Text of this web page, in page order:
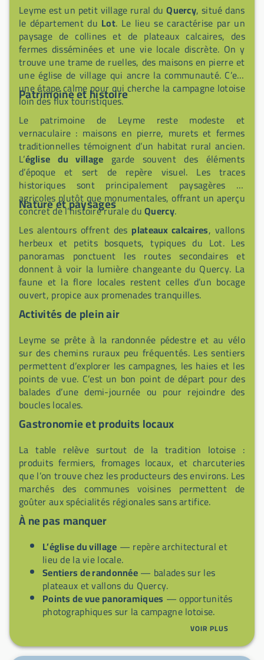
Leyme est un petit village rural duQuercy, situé dans
le département du Lot. Le lieu se caractérise par un
paysage de collines et de plateaux calcaires, des
fermes disséminées et une vie locale discrète. On y
trouve une trame de ruelles, des maisons en pierre et
une église de village qui ancre la communauté. C’est
une étape calme pour qui cherche la campagne lotoise
loin des flux touristiques.
Patrimoine et histoire
Le patrimoine de Leyme reste modeste et
vernaculaire : maisons en pierre, murets et fermes
traditionnelles témoignent d’un habitat rural ancien.
L’église du village garde souvent des éléments
d’époque et sert de repère visuel. Les traces
historiques sont principalement paysagères et
agricoles plutôt que monumentales, offrant un aperçu
concret de l’histoire rurale duQuercy.
Nature et paysages
Les alentours offrent des plateaux calcaires, vallons
herbeux et petits bosquets, typiques du Lot. Les
panoramas ponctuent les routes secondaires et
donnent à voir la lumière changeante du Quercy. La
faune et la flore locales restent celles d’un bocage
ouvert, propice aux promenades tranquilles.
Activités de plein air
Leyme se prête à la randonnée pédestre et au vélo
sur des chemins ruraux peu fréquentés. Les sentiers
permettent d’explorer les campagnes, les haies et les
points de vue. C’est un bon point de départ pour des
balades d’une demi-journée ou pour rejoindre des
boucles locales.
Gastronomie et produits locaux
La table relève surtout de la tradition lotoise :
produits fermiers, fromages locaux, et charcuteries
que l’on trouve chez les producteurs des environs. Les
marchés des communes voisines permettent de
goûter aux spécialités régionales sans artifice.
À ne pas manquer
L’église du village — repère architectural et
lieu de la vie locale.
Sentiers de randonnée— balades sur les
plateaux et vallons du Quercy.
Points de vue panoramiques — opportunités
photographiques sur la campagne lotoise.
— fromages,
Villages voisins— pour compléter la
VOIR PLUS